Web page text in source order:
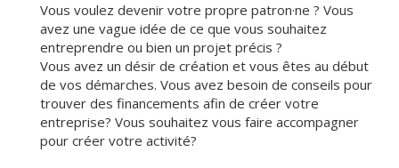
Vous voulez devenir votre propre patron·ne ? Vous
avez une vague idée de ce que vous souhaitez
entreprendre ou bien un projet précis ?
Vous avez un désir de création et vous êtes au début
de vos démarches. Vous avez besoin de conseils pour
trouver des financements afin de créer votre
entreprise? Vous souhaitez vous faire accompagner
pour créer votre activité?